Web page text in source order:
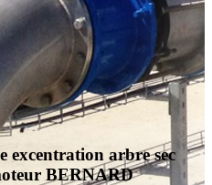
excentration arbre sec
BERNARD